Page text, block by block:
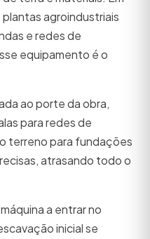
agroindustriais
e redes de
equipamento é o
ao porte da obra,
para redes de
terreno para fundações
atrasando todo o
a entrar no
inicial se